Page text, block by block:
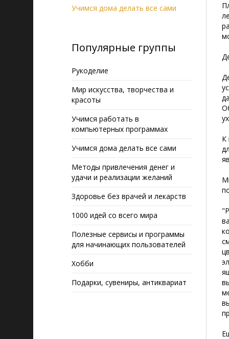
Учимся дома делать все сами
Популярные группы
Рукоделие
Мир искусства, творчества и
красоты
Учимся работать в
компьютерных программах
Учимся дома делать все сами
Методы привлечения денег и
удачи и реализации желаний
Здоровье без врачей и лекарств
1000 идей со всего мира
Полезные сервисы и программы
для начинающих пользователей
Хобби
Подарки, сувениры, антиквариат
К